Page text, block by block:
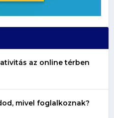
az online térben
mivel foglalkoznak?